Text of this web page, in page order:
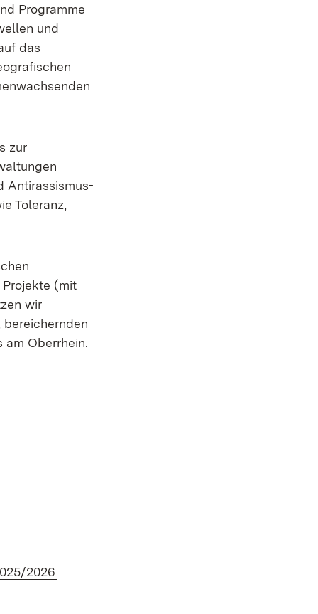
Programme
und
das
zur
Antirassismus-
Toleranz,
(mit
wir
Oberrhein.
2026